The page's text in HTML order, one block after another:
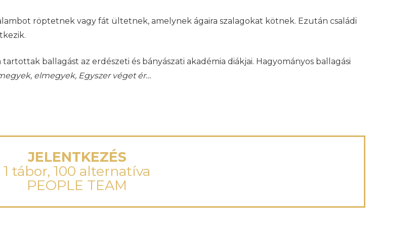
röptetnek vagy fát ültetnek, amelynek ágaira szalagokat kötnek. Ezután családi
ballagást az erdészeti és bányászati akadémia diákjai. Hagyományos ballagási
elmegyek, Egyszer véget ér…
JELENTKEZÉS
1 tábor, 100 alternatíva
PEOPLE TEAM